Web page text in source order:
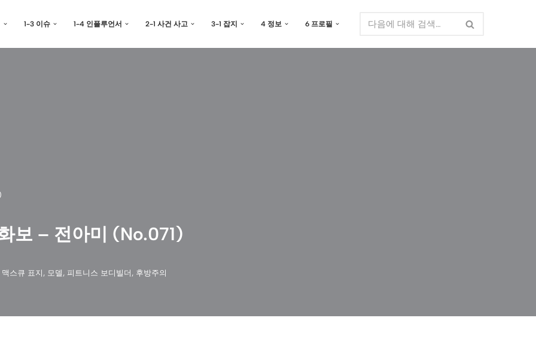
1-3 이슈 1-4 인플루언서 2-1 사건 사고 3-1 잡지 4 정보 6 프로필
보 – 전아미 (No.071)
맥스큐 표지 , 모델 , 피트니스 보디빌더 , 후방주의